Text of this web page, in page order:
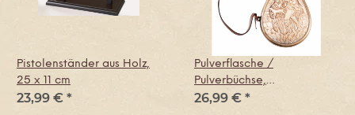
Pistolenständer aus Holz,
25 x 11 cm
23,99 € *
Pulverflasche /
Pulverbüchse,
Elfenbeinfarben, Replik
26,99 € *